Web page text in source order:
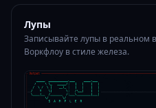
Лупы
Записывайте лупы в реальном
Воркфлоу в стиле железа.